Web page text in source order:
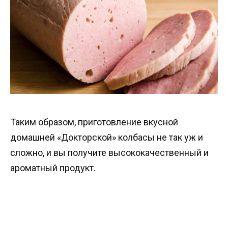
Таким образом, приготовление вкусной
домашней «Докторской» колбасы не так уж и
сложно, и вы получите высококачественный и
ароматный продукт.